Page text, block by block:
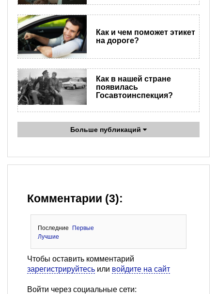
Как и чем поможет этикет
на дороге?
Как в нашей стране
появилась
Госавтоинспекция?
Больше публикаций
Комментарии (3):
Последние
Первые
Лучшие
Чтобы оставить комментарий
зарегистрируйтесь или войдите на сайт
Войти через социальные сети: